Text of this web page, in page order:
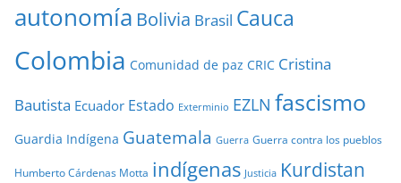
autonomía Bolivia Brasil Cauca
Colombia Comunidad de paz CRIC Cristina
Bautista Ecuador Estado Exterminio EZLN fascismo
Guardia Indígena Guatemala Guerra Guerra contra los pueblos
Humberto Cárdenas Motta indígenas Justicia Kurdistan